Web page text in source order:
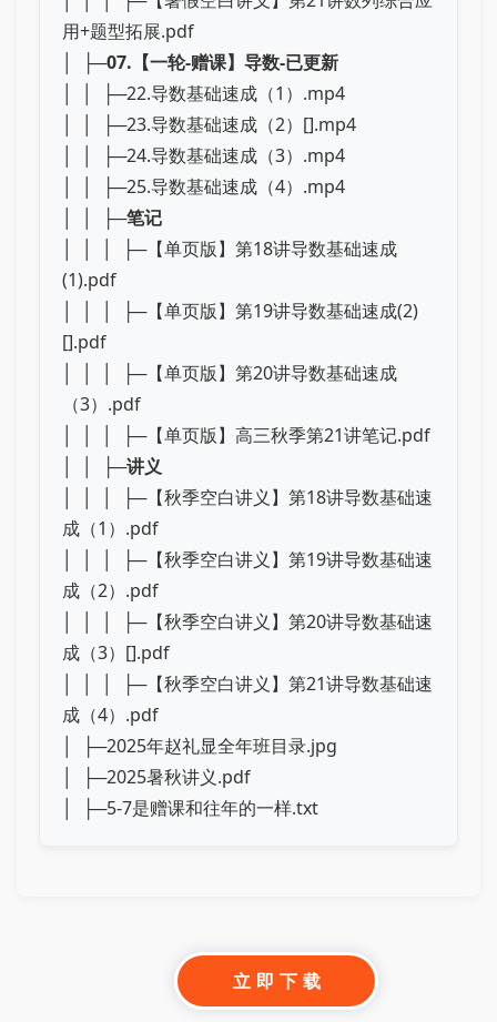
用+题型拓展.pdf
│ ├─07.【一轮-赠课】导数-已更新
│ │ ├─22.导数基础速成（1）.mp4
│ │ ├─23.导数基础速成（2）[].mp4
│ │ ├─24.导数基础速成（3）.mp4
│ │ ├─25.导数基础速成（4）.mp4
│ │ ├─笔记
│ │ │ ├─【单页版】第18讲导数基础速成
(1).pdf
│ │ │ ├─【单页版】第19讲导数基础速成(2)
[].pdf
│ │ │ ├─【单页版】第20讲导数基础速成
（3）.pdf
│ │ │ ├─【单页版】高三秋季第21讲笔记.pdf
│ │ ├─讲义
│ │ │ ├─【秋季空白讲义】第18讲导数基础速
成（1）.pdf
│ │ │ ├─【秋季空白讲义】第19讲导数基础速
成（2）.pdf
│ │ │ ├─【秋季空白讲义】第20讲导数基础速
成（3）[].pdf
│ │ │ ├─【秋季空白讲义】第21讲导数基础速
成（4）.pdf
│ ├─2025年赵礼显全年班目录.jpg
│ ├─2025暑秋讲义.pdf
│ ├─5-7是赠课和往年的一样.txt
立 即 下 载